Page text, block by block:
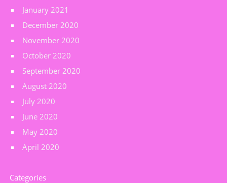
January 2021
December 2020
November 2020
October 2020
September 2020
August 2020
July 2020
June 2020
May 2020
April 2020
Categories